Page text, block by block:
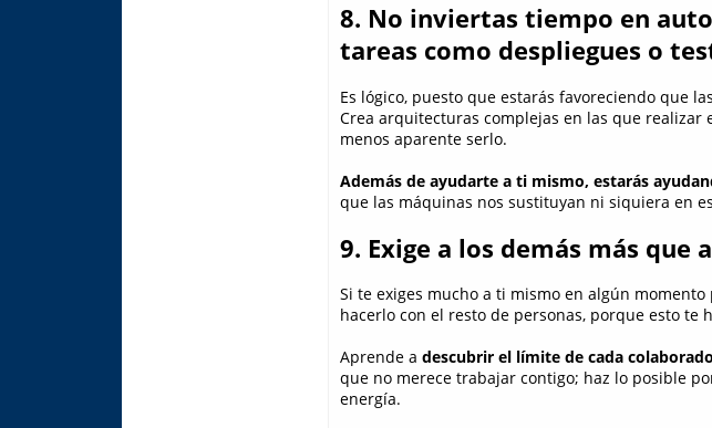
8. No inviertas tiempo en
tareas como despliegues o
Es lógico, puesto que estarás favoreciendo que
Crea arquitecturas complejas en las que realizar
menos aparente serlo.
Además de ayudarte a ti mismo, estarás
que las máquinas nos sustituyan ni siquiera en
9. Exige a los demás más que
Si te exiges mucho a ti mismo en algún
hacerlo con el resto de personas, porque esto te
Aprende a descubrir el límite de cada
que no merece trabajar contigo; haz lo posible
energía.